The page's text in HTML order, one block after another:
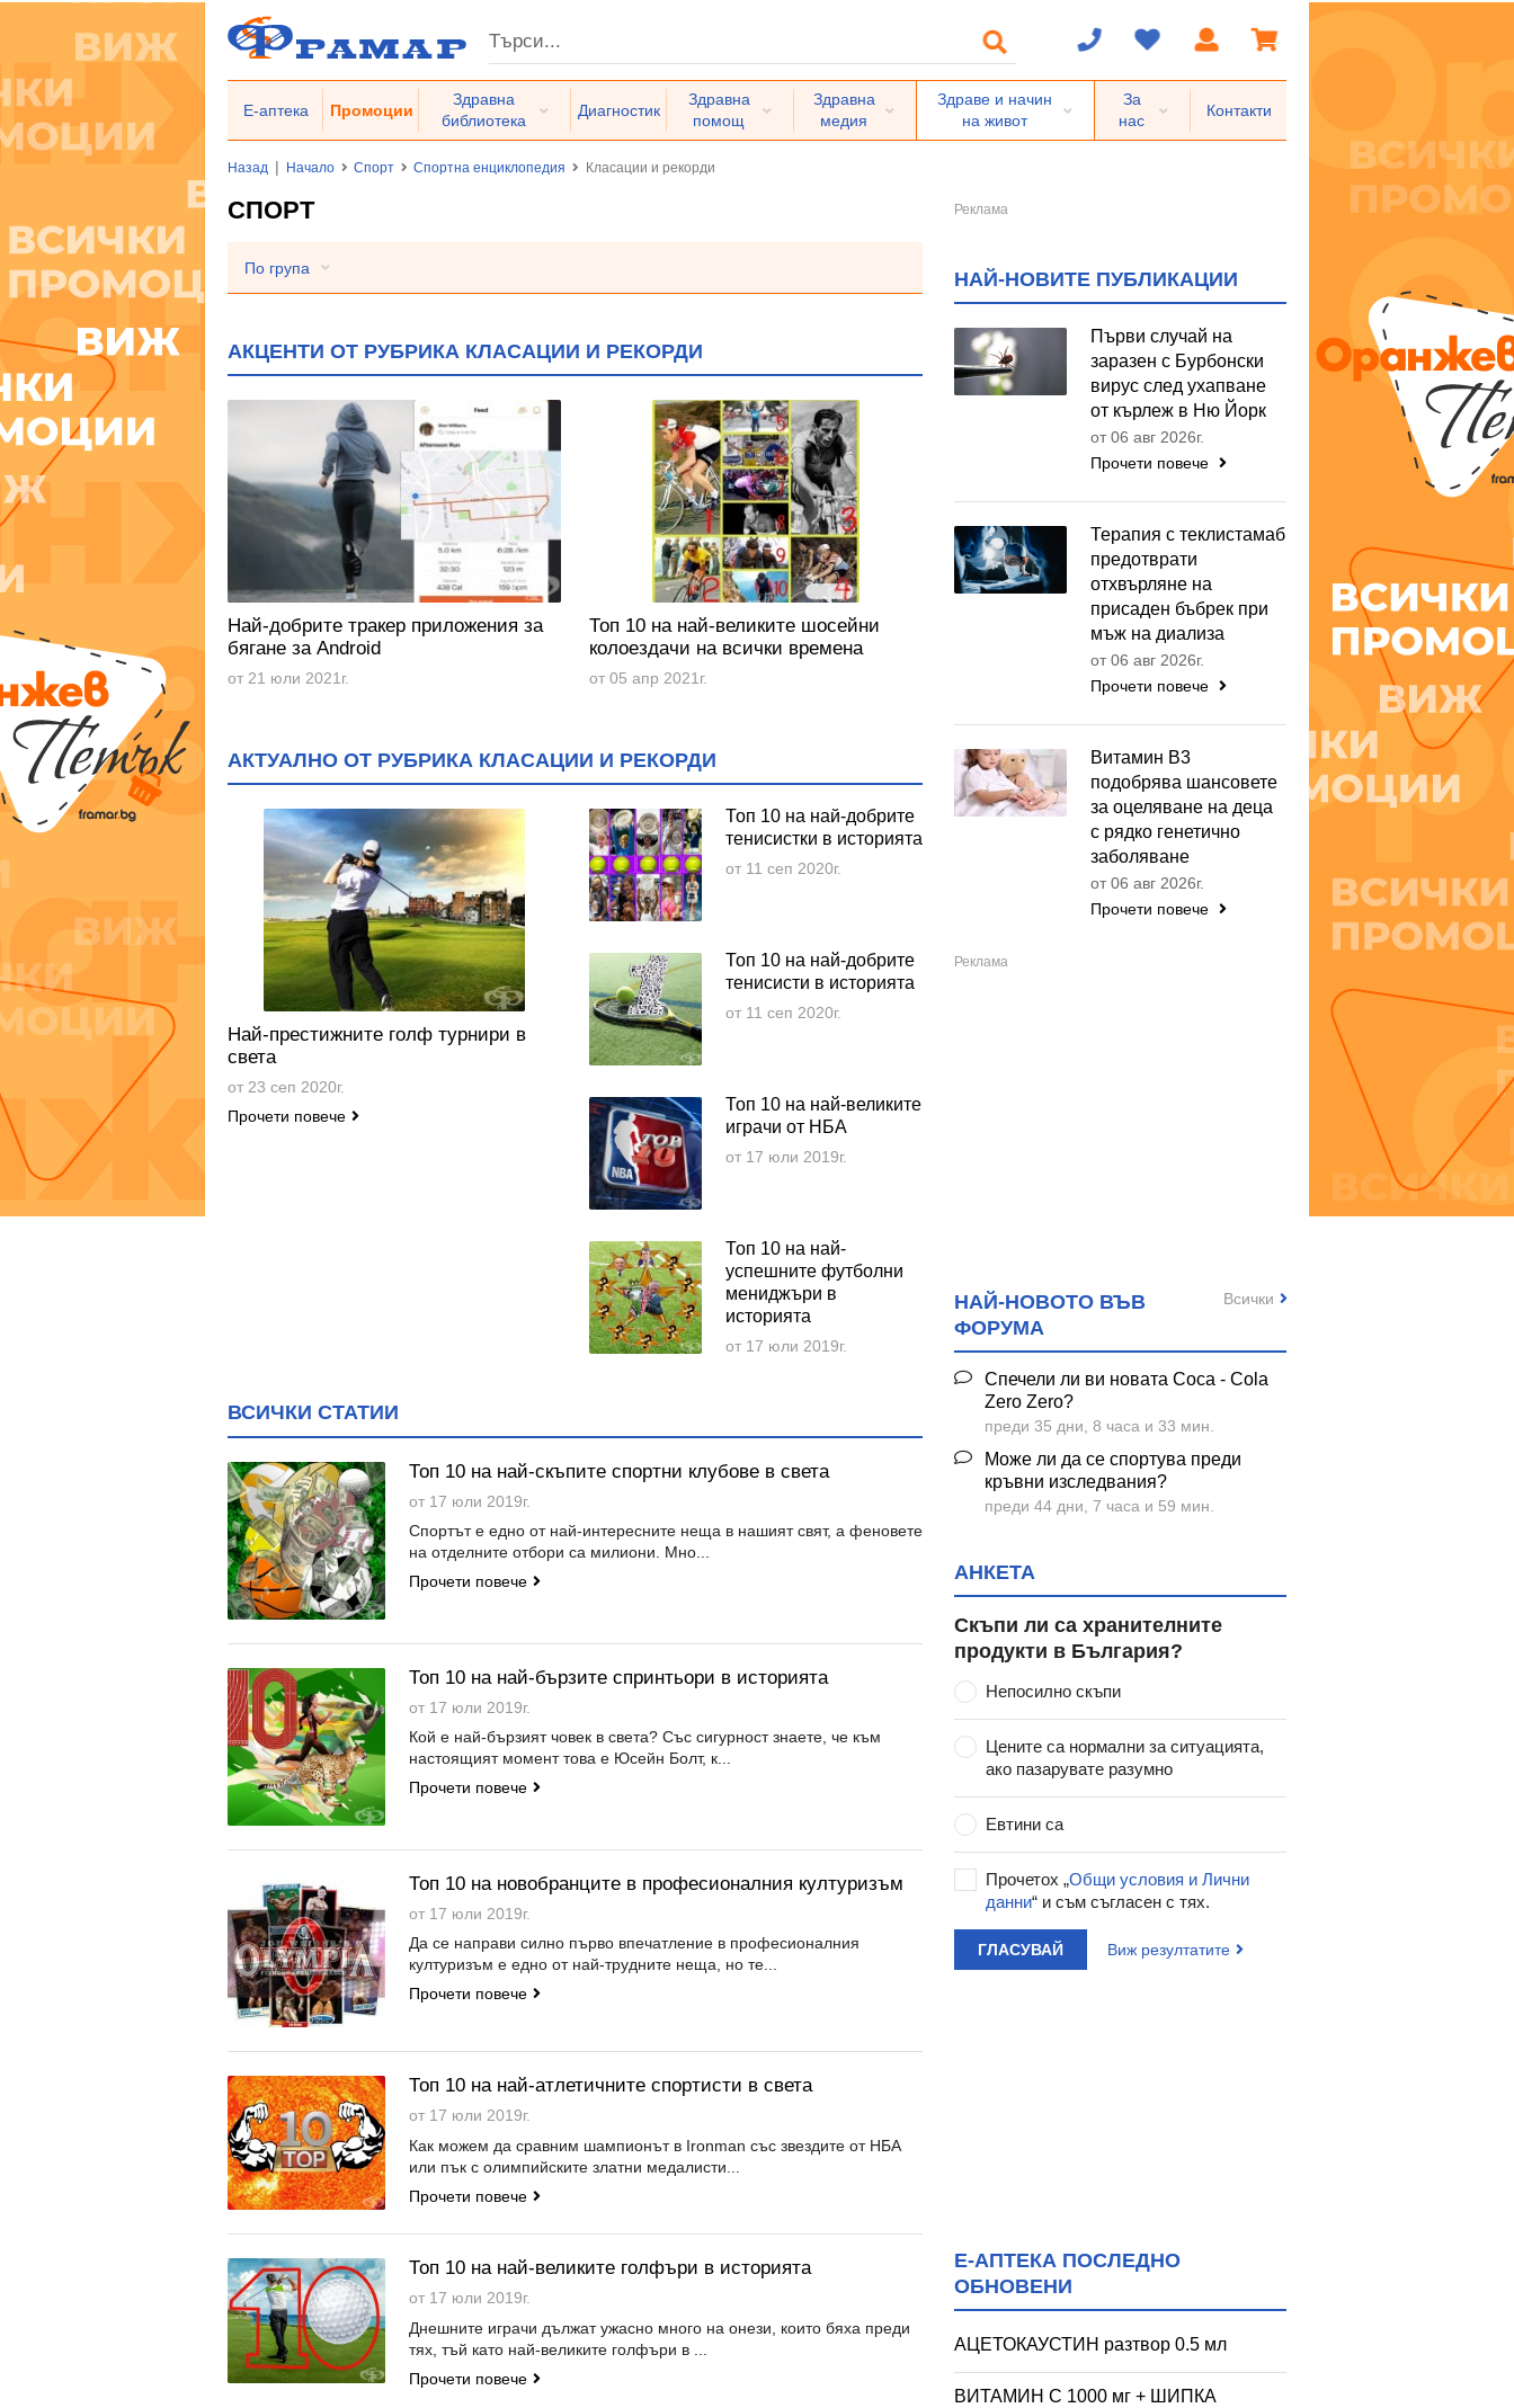
Е-аптека Промоции
Здравна
библиотека
Диагностик
Здравна
помощ
Здравна
медия
Здраве и начин
на живот
За
нас
Контакти
Назад | Начало Спорт Спортна енциклопедия Класации и рекорди
СПОРТ
По група
АКЦЕНТИ ОТ РУБРИКА КЛАСАЦИИ И РЕКОРДИ
Най-добрите тракер приложения за
бягане за Android
от 21 юли 2021г.
Топ 10 на най-великите шосейни
колоездачи на всички времена
от 05 апр 2021г.
АКТУАЛНО ОТ РУБРИКА КЛАСАЦИИ И РЕКОРДИ
Най-престижните голф турнири в
света
от 23 сеп 2020г.
Прочети повече
Топ 10 на най-добрите
тенисистки в историята
от 11 сеп 2020г.
Топ 10 на най-добрите
тенисисти в историята
от 11 сеп 2020г.
Топ 10 на най-великите
играчи от НБА
от 17 юли 2019г.
Топ 10 на най-
успешните футболни
мениджъри в
историята
от 17 юли 2019г.
ВСИЧКИ СТАТИИ
Топ 10 на най-скъпите спортни клубове в света
от 17 юли 2019г.
Спортът е едно от най-интересните неща в нашият свят, а феновете
на отделните отбори са милиони. Мно...
Прочети повече
Топ 10 на най-бързите спринтьори в историята
от 17 юли 2019г.
Кой е най-бързият човек в света? Със сигурност знаете, че към
настоящият момент това е Юсейн Болт, к...
Прочети повече
Топ 10 на новобранците в професионалния културизъм
от 17 юли 2019г.
Да се направи силно първо впечатление в професионалния
културизъм е едно от най-трудните неща, но те...
Прочети повече
Топ 10 на най-атлетичните спортисти в света
от 17 юли 2019г.
Как можем да сравним шампионът в Ironman със звездите от НБА
или пък с олимпийските златни медалисти...
Прочети повече
Топ 10 на най-великите голфъри в историята
от 17 юли 2019г.
Днешните играчи дължат ужасно много на онези, които бяха преди
тях, тъй като най-великите голфъри в ...
Прочети повече
НАЙ-НОВИТЕ ПУБЛИКАЦИИ
Първи случай на
заразен с Бурбонски
вирус след ухапване
от кърлеж в Ню Йорк
от 06 авг 2026г.
Прочети повече
Терапия с теклистамаб
предотврати
отхвърляне на
присаден бъбрек при
мъж на диализа
от 06 авг 2026г.
Прочети повече
Витамин B3
подобрява шансовете
за оцеляване на деца
с рядко генетично
заболяване
от 06 авг 2026г.
Прочети повече
НАЙ-НОВОТО ВЪВ
ФОРУМА
Спечели ли ви новата Coca - Cola
Zero Zero?
преди 35 дни, 8 часа и 33 мин.
Може ли да се спортува преди
кръвни изследвания?
преди 44 дни, 7 часа и 59 мин.
Всички
АНКЕТА
Скъпи ли са хранителните
продукти в България?
Непосилно скъпи
Цените са нормални за ситуацията,
ако пазарувате разумно
Евтини са
Прочетох „Общи условия и Лични
данни“ и съм съгласен с тях.
ГЛАСУВАЙ Виж резултатите
Е-АПТЕКА ПОСЛЕДНО
ОБНОВЕНИ
АЦЕТОКАУСТИН разтвор 0.5 мл
ВИТАМИН С 1000 мг + ШИПКА